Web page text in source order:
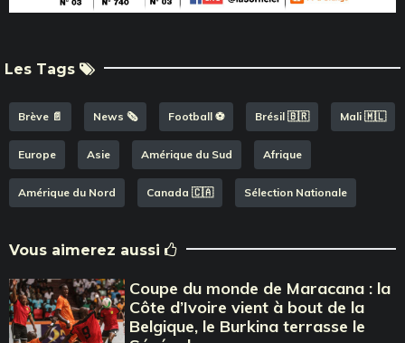
Les Tags
Brève 📄 News 🗞️ Football ⚽️ Brésil 🇧🇷 Mali 🇲🇱
Europe Asie Amérique du Sud Afrique
Amérique du Nord Canada 🇨🇦 Sélection Nationale
Vous aimerez aussi
Coupe du monde de Maracana : la
Côte d’Ivoire vient à bout de la
Belgique, le Burkina terrasse le